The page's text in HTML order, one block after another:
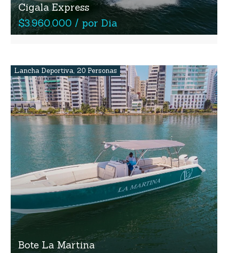
Cigala Express
$3.960.000 / por Dia
Lancha Deportiva, 20 Personas
Bote La Martina